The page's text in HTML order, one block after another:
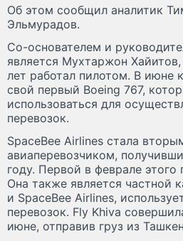
Об этом сообщил аналитик
Эльмурадов.
Со-основателем и
является Мухтаржон
лет работал пилотом. В июне
свой первый Boeing 767,
использоваться для
перевозок.
SpaceBee Airlines стала
авиаперевозчиком,
году. Первой в феврале этого
Она также является частной
и SpaceBee Airlines,
перевозок. Fly Khiva
июне, отправив груз из